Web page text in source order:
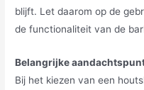
blijft. Let daarom op de
de functionaliteit van de
Belangrijke
Bij het kiezen van een